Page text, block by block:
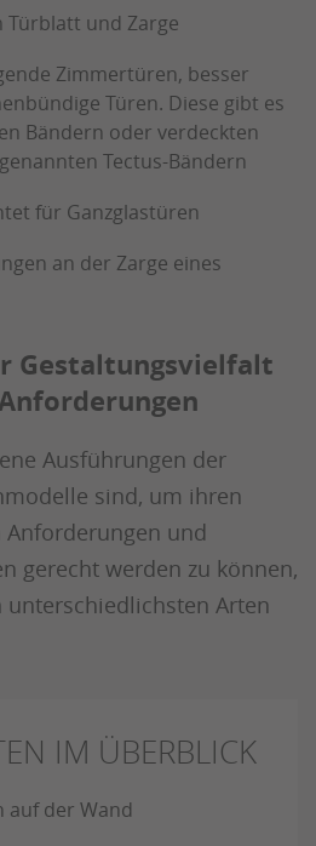
Türblatt und Zarge
Zimmertüren, besser
Türen. Diese gibt es
Bändern oder verdeckten
Tectus-Bändern
für Ganzglastüren
an der Zarge eines
Gestaltungsvielfalt
Ausführungen der
sind, um ihren
und
gerecht werden zu können,
Arten
IM ÜBERBLICK
auf der Wand